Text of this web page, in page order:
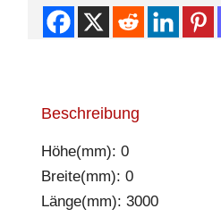
Beschreibung
Höhe(mm): 0
Breite(mm): 0
Länge(mm): 3000